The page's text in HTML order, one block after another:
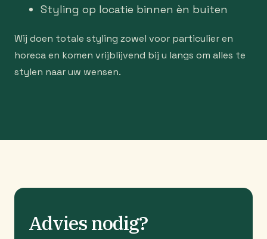
Styling op locatie binnen èn buiten
Wij doen totale styling zowel voor particulier en
horeca en komen vrijblijvend bij u langs om alles te
stylen naar uw wensen.
Advies nodig?